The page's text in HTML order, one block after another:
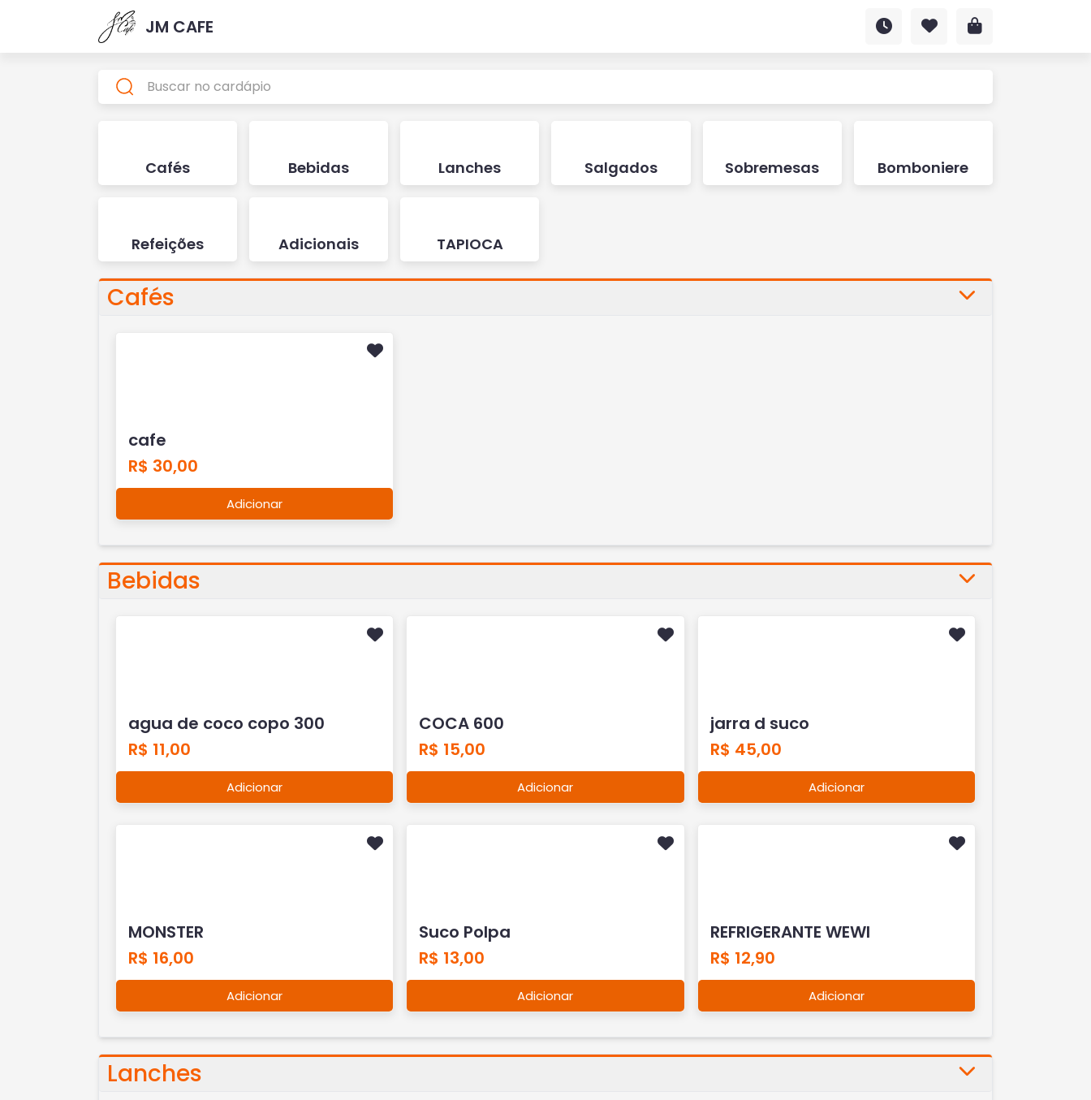
JM CAFE
Cafés Bebidas Lanches Salgados Sobremesas Bomboniere
Refeições Adicionais TAPIOCA
Cafés
cafe
R$ 30,00
Adicionar
Bebidas
agua de coco copo 300
R$ 11,00
Adicionar
COCA 600
R$ 15,00
Adicionar
jarra d suco
R$ 45,00
Adicionar
MONSTER
R$ 16,00
Adicionar
Suco Polpa
R$ 13,00
Adicionar
REFRIGERANTE WEWI
R$ 12,90
Adicionar
Lanches